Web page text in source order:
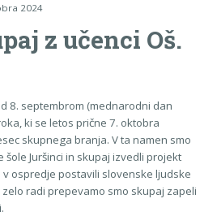
2024
z učenci Oš.
8. septembrom (mednarodni dan
ki se letos prične 7. oktobra
skupnega branja. V ta namen smo
šole Juršinci in skupaj izvedli projekt
ospredje postavili slovenske ljudske
radi prepevamo smo skupaj zapeli